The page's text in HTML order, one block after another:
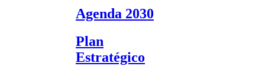
Agenda 2030
Plan
Estratégico